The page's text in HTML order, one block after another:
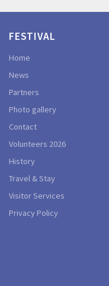
FESTIVAL
Home
News
Partners
Photo gallery
Contact
Volunteers 2026
History
Travel & Stay
Visitor Services
Privacy Policy